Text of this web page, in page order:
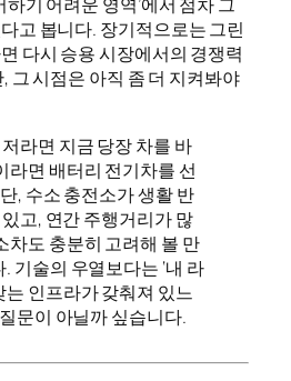
고 봅니다. 장기적으로는 그린
다시 승용 시장에서의 경쟁력
그 시점은 아직 좀 더 지켜봐야
저라면 지금 당장 차를 바
라면 배터리 전기차를 선
, 수소 충전소가 생활 반
고, 연간 주행거리가 많
차도 충분히 고려해 볼 만
기술의 우열보다는 ‘내 라
인프라가 갖춰져 있느
문이 아닐까 싶습니다.